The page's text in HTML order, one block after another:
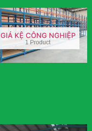
GIÁ KỆ CÔNG NGHIỆP
1 Product